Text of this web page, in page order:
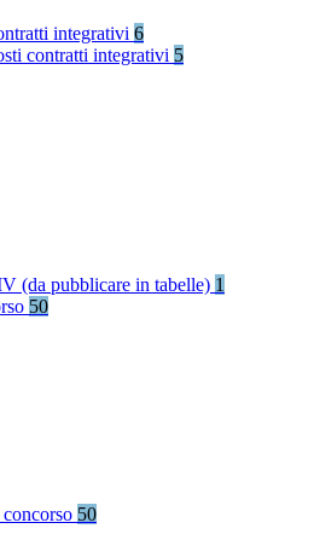
integrativi 6
contratti integrativi 5
(da pubblicare in tabelle) 1
50
50